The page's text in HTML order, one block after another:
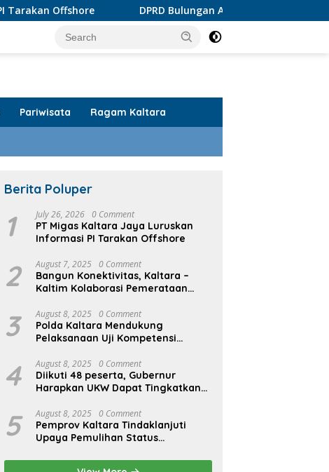
DPRD Bulungan Apresiasi Produk AMDK KayanKu
Pariwisata Ragam Kaltara
Berita Poluper
1 July 26, 2026 0 Comment
PT Migas Kaltara Jaya Luruskan
Informasi PI Tarakan Offshore
2 August 7, 2025 0 Comment
Bangun Konektivitas, Kaltara –
Kaltim Kolaborasi Pemerataan
3 August 8, 2025 0 Comment
Polda Kaltara Mendukung
Pelaksanaan Uji Kompetensi
4 August 8, 2025 0 Comment
Diikuti 48 peserta, Gubernur
Harapkan UKW Dapat Tingkatkan
5 August 8, 2025 0 Comment
Pemprov Kaltara Tindaklanjuti
Upaya Pemulihan Status
Tarakan